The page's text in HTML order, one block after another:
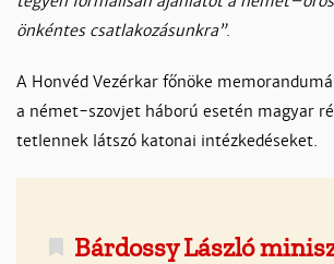
ön­kén­tes csat­la­ko­zá­sunk­ra”.
A Hon­véd Ve­zér­kar fő­nö­ke
a né­met-szov­jet há­bo­rú ese­tén ma­gyar
tet­len­nek lát­szó ka­to­nai in­téz­ke­dé­se­ket.
Bár­dos­sy Lász­ló